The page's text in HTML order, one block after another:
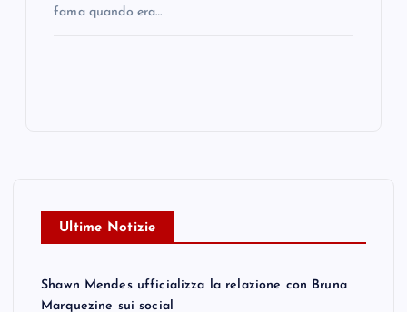
fama quando era…
Ultime Notizie
Shawn Mendes ufficializza la relazione con Bruna
Marquezine sui social